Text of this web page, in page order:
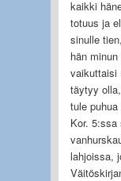
kaikki
totuus ja
sinulle
hän
vaikuttaisi
täytyy
tule
Kor.
lahjoissa,